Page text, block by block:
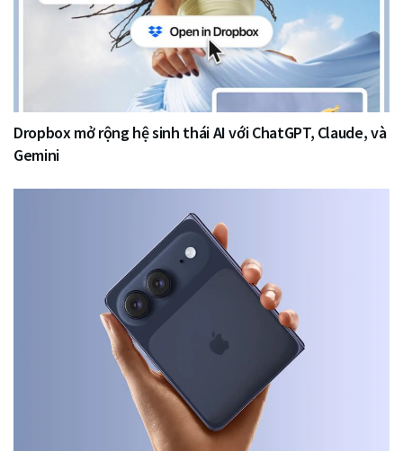
Dropbox mở rộng hệ sinh thái AI với ChatGPT, Claude, và
Gemini